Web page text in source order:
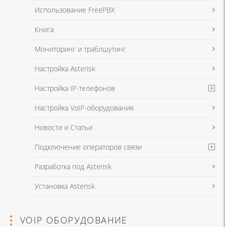
Использование FreePBX
Книга
Мониторинг и траблшутинг
Настройка Asterisk
Настройка IP-телефонов
Настройка VoIP-оборудования
Новости и Статьи
Подключение операторов связи
Разработка под Asterisk
Установка Asterisk
VOIP ОБОРУДОВАНИЕ